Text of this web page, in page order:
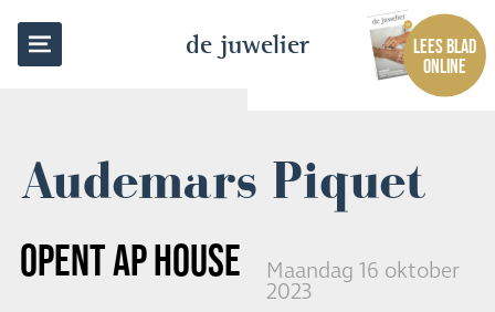
de juwelier
LEES BLAD
ONLINE
Audemars Piquet
OPENT AP HOUSE IN AMSTERDAM
Maandag 16 oktober
2023
TERUG NAAR OVERZICHT